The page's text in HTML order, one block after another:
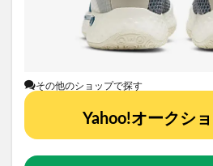
その他のショップで探す
Yahoo!オークシ